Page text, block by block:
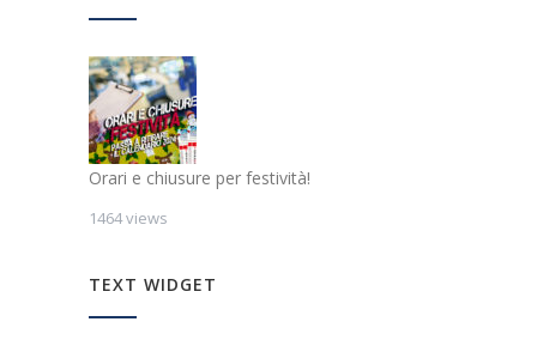
Orari e chiusure per festività!
1464 views
TEXT WIDGET